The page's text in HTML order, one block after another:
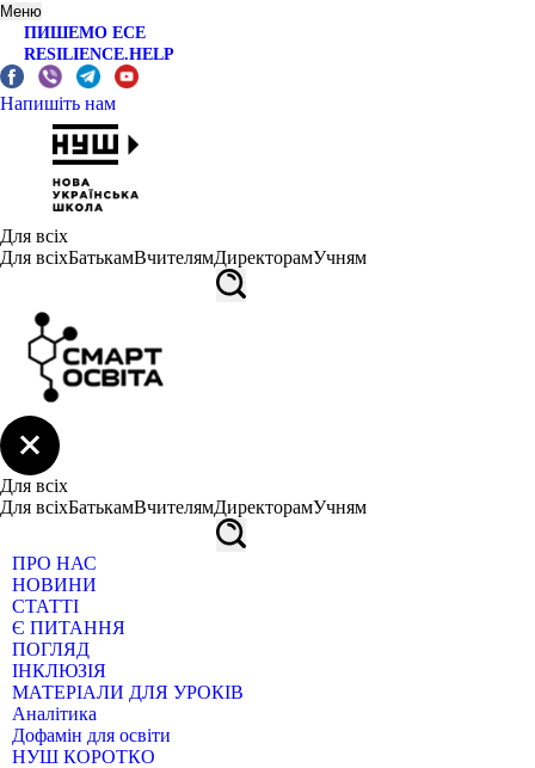
Меню
ПИШЕМО ЕСЕ
RESILIENCE.HELP
Напишіть нам
Для всіх
Для всіхБатькамВчителямДиректорамУчням
Для всіх
Для всіхБатькамВчителямДиректорамУчням
ПРО НАС
НОВИНИ
СТАТТІ
Є ПИТАННЯ
ПОГЛЯД
ІНКЛЮЗІЯ
МАТЕРІАЛИ ДЛЯ УРОКІВ
Аналітика
Дофамін для освіти
НУШ КОРОТКО